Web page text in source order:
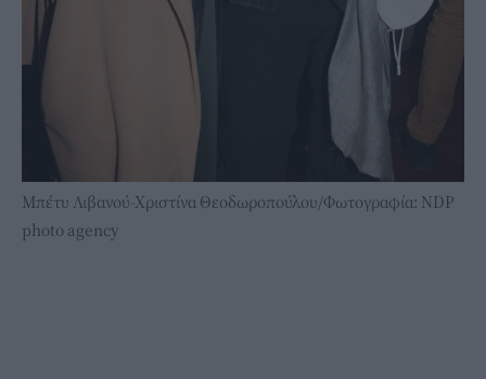
Μπέτυ Λιβανού-Χριστίνα Θεοδωροπούλου/Φωτογραφία: NDP
photo agency